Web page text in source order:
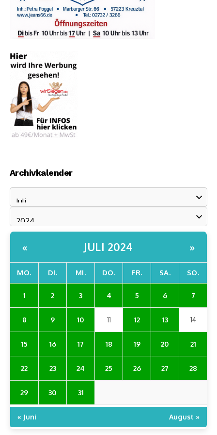
Archivkalender
« JULI 2024 »
MO. DI. MI. DO. FR. SA. SO.
1 2 3 4 5 6 7
8 9 10 11 12 13 14
15 16 17 18 19 20 21
22 23 24 25 26 27 28
29 30 31
« Juni August »